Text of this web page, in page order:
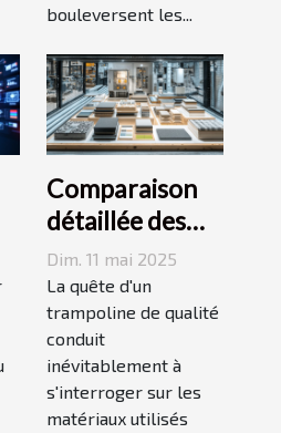
bouleversent les...
Comparaison
détaillée des
matériaux
utilisés pour les
trampolines
Dim. 11 mai 2025
La quête d'un
trampoline de qualité
conduit
inévitablement à
s'interroger sur les
matériaux utilisés